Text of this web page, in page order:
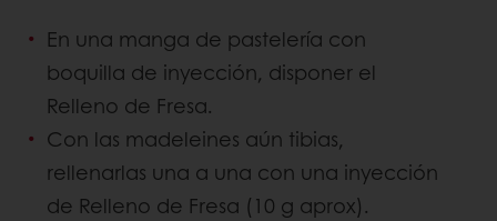
En una manga de pastelería con
boquilla de inyección, disponer el
Relleno de Fresa.
Con las madeleines aún tibias,
rellenarlas una a una con una inyección
de Relleno de Fresa (10 g aprox).